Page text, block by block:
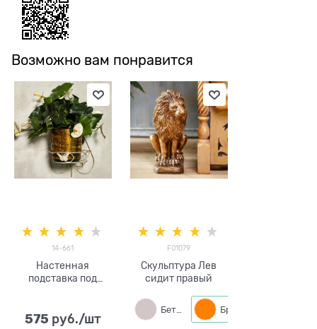
Возможно вам понравится
14-661
Настенная
подставка под
575 руб./шт
F01079
Скульптура Лев
сидит правый
Бетон